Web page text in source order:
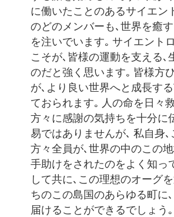
に働いたことのあるサイエン
のどのメンバーも､世界を癒
を注いでいます｡ サイエント
こそが､皆様の運動を支える､
のだと強く思います｡ 皆様方
が､より良い世界へと成長す
ておられます｡ 人の命を日々
方々に感謝の気持ちを十分に
易ではありませんが､ 私自身､
方々全員が､世界の中のこの
手助けをされたのをよく知っ
して共に､この理想のオーグ
ちのこの島国のあらゆる町に
届けることができるでしょう